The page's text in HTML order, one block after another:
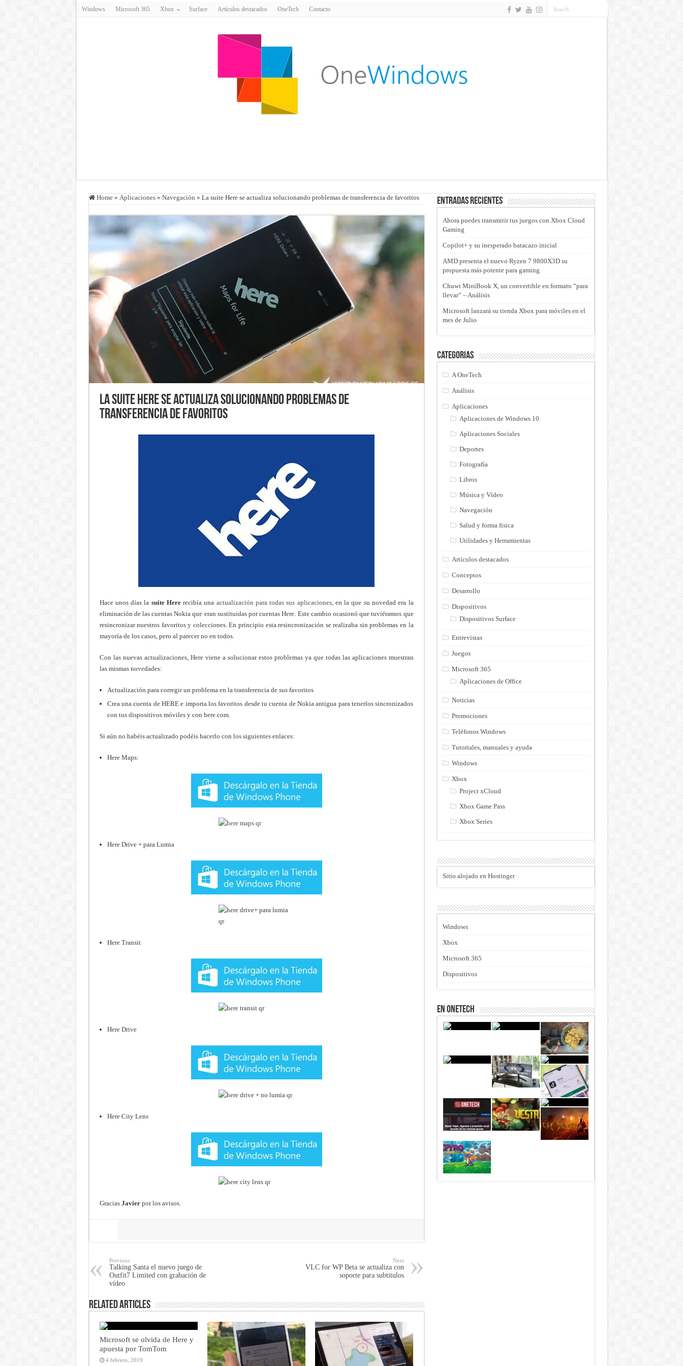
Windows Microsoft 365 Xbox Surface Artículos destacados OneTech Contacto
Home » Aplicaciones » Navegación » La suite Here se actualiza solucionando problemas de transferencia de favoritos
La suite Here se actualiza solucionando problemas de
transferencia de favoritos
Hace unos días la suite Hererecibía una actualización para todas sus aplicaciones, en la que su novedad era la
eliminación de las cuentas Nokia que eran sustituidas por cuentas Here. Este cambio ocasionó que tuviéramos que
resincronizar nuestros favoritos y colecciones. En principio esta resincronización se realizaba sin problemas en la
mayoría de los casos, pero al parecer no en todos.
Con las nuevas actualizaciones, Here viene a solucionar estos problemas ya que todas las aplicaciones muestran
las mismas novedades:
Actualización para corregir un problema en la transferencia de sus favoritos
Crea una cuenta de HERE e importa los favoritos desde tu cuenta de Nokia antigua para tenerlos sincronizados
con tus dispositivos móviles y con here.com.
Si aún no habéis actualizado podéis hacerlo con los siguientes enlaces:
Here Maps:
Here Drive + para Lumia
Here Transit
Here Drive
Here City Lens
Gracias Javierpor los avisos.
Previous
Talking Santa el nuevo juego de
Outfit7 Limited con grabación de
vídeo
Next
VLC for WP Beta se actualiza con
soporte para subtitulos
Related Articles
Microsoft se olvida de Here y
apuesta por TomTom
4 febrero, 2019
Entradas recientes
Ahora puedes transmitir tus juegos con Xbox Cloud
Gaming
Copilot+ y su inesperado batacazo inicial
AMD presenta el nuevo Ryzen 7 9800X3D su
propuesta más potente para gaming
Chuwi MiniBook X, un convertible en formato “para
llevar” – Análisis
Microsoft lanzará su tienda Xbox para móviles en el
mes de Julio
Categorias
A OneTech
Análisis
Aplicaciones
Aplicaciones de Windows 10
Aplicaciones Sociales
Deportes
Fotografía
Libros
Música y Vídeo
Navegación
Salud y forma fisica
Utilidades y Herramientas
Artículos destacados
Conceptos
Desarrollo
Dispositivos
Dispositivos Surface
Entrevistas
Juegos
Microsoft 365
Aplicaciones de Office
Noticias
Promociones
Teléfonos Windows
Tutoriales, manuales y ayuda
Windows
Xbox
Project xCloud
Xbox Game Pass
Xbox Series
Sitio alojado en Hostinger
Windows
Xbox
Microsoft 365
Dispositivos
En Onetech